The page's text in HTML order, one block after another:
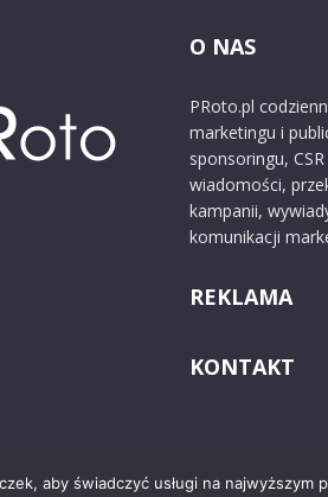
O NAS
PRoto.pl
marketingu i
sponsoringu,
wiadomości,
kampanii,
komunikacji
REKLAMA
KONTAKT
aby świadczyć usługi na